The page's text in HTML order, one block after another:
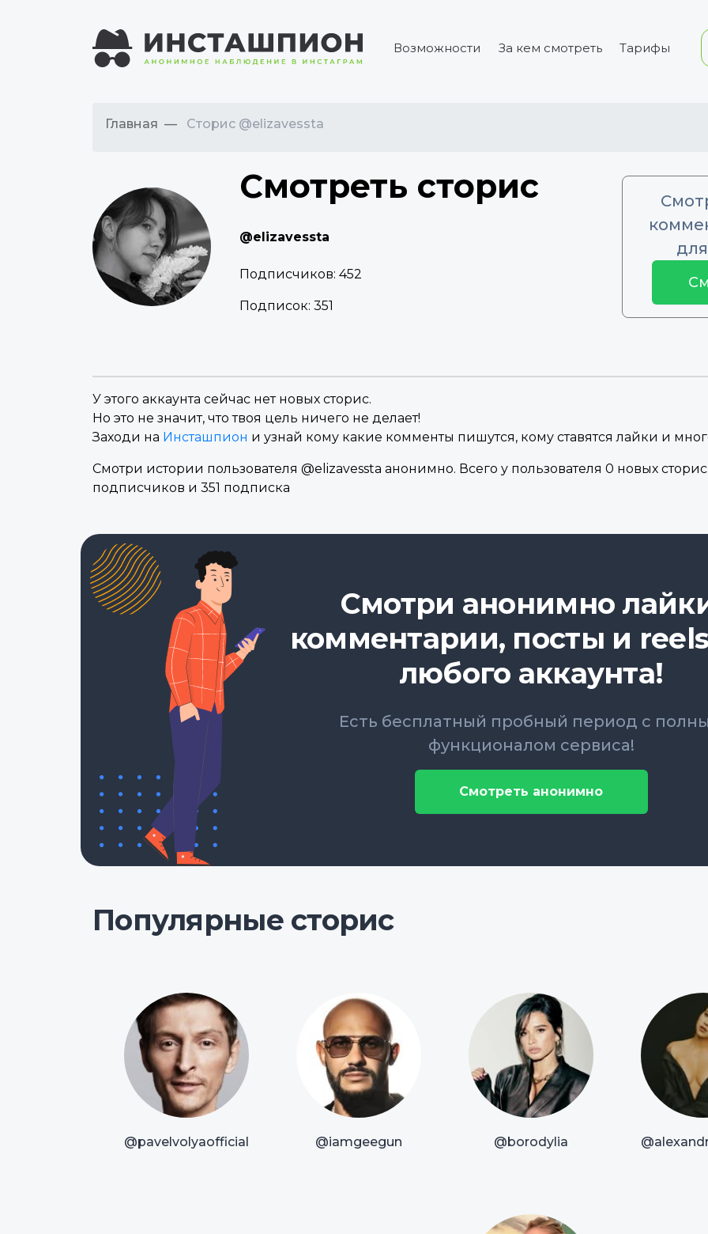
Возможности За кем смотреть Тарифы
Главная Сторис @elizavessta
Смотреть сторис
@elizavessta
Подписчиков: 452
Подписок: 351
У этого аккаунта сейчас нет новых сторис.
Но это не значит, что твоя цель ничего не делает!
Заходи на Инсташпион и узнай кому какие комменты пишутся, кому ставятся лайки и
Смотри истории пользователя @elizavessta анонимно. Всего у пользователя 0 новых
подписчиков и 351 подписка
Смотри анонимно
комментарии, посты и
любого аккаунта!
Есть бесплатный пробный период с
функционалом сервиса!
Смотреть анонимно
Популярные сторис
@pavelvolyaofficial @iamgeegun @borodylia